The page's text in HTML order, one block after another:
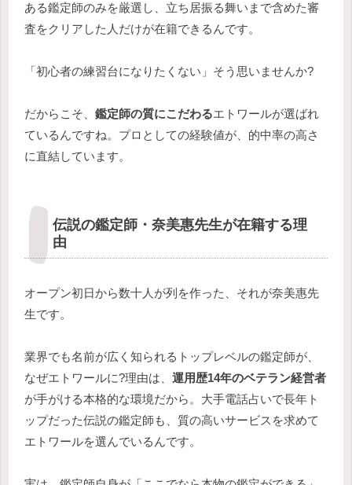
ある鑑定師のみを厳選し、立ち居振る舞いまで含めた審
査をクリアした人だけが在籍できるんです。
「初心者の練習台になりたくない」そう思いませんか?
だからこそ、 鑑定師の質にこだわるエトワールが選ばれ
ているんですね。プロとしての経験値が、的中率の高さ
に直結しています。
伝説の鑑定師・奈美惠先生が在籍する理
由
オープン初日から数十人が列を作った、それが奈美惠先
生です。
業界でも名前が広く知られるトップレベルの鑑定師が、
なぜエトワールに?理由は、 運用歴14年のベテラン経営者
が手がける本格的な環境だから。大手電話占いで長年ト
ップだった伝説の鑑定師も、質の高いサービスを求めて
エトワールを選んでいるんです。